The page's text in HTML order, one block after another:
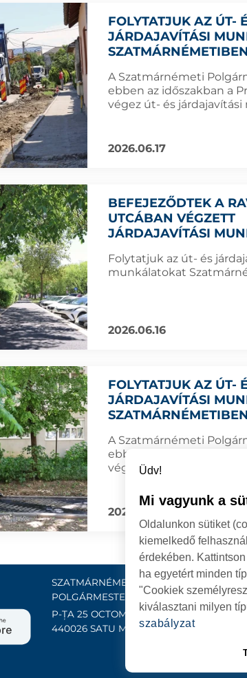
FOLYTATJUK AZ ÚT-
JÁRDAJAVÍTÁSI
SZATMÁRNÉMETIBEN
A Szatmárnémeti
ebben az időszakban a
végez út- és
2026.06.17
BEFEJEZŐDTEK A
UTCÁBAN VÉGZETT
JÁRDAJAVÍTÁSI
Folytatjuk az út- és
munkálatokat
2026.06.16
FOLYTATJUK AZ ÚT-
JÁRDAJAVÍTÁSI
SZATMÁRNÉMETIBEN
A Szatmárnémeti
ebben az időszakban a
végez járdajavítási
2026.06.15
SZATMÁRNÉMETI
POLGÁRMESTERI HIVATAL
P-ȚA 25 OCTOMBRIE, NR. 1 CORP M,
440026 SATU MARE
Üdv!
Mi vagyunk a
Oldalunkon sütiket
kiemelkedő
érdekében.
ha egyetért minden
"Cookiek
kiválasztani milyen
szabályzat